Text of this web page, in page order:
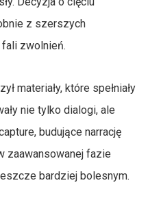
z szerszych
zwolnień.
materiały, które spełniały
nie tylko dialogi, ale
budujące narrację
zaawansowanej fazie
bardziej bolesnym.